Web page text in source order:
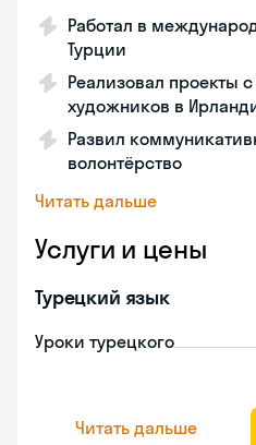
Работал в
Турции
Реализовал проекты
художников в
Развил
волонтёрство
Читать дальше
Услуги и цены
Турецкий язык
Уроки турецкого
Читать дальше